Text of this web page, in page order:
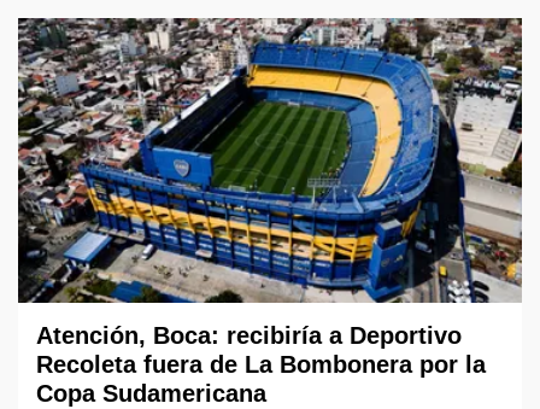
Atención, Boca: recibiría a Deportivo
Recoleta fuera de La Bombonera por la
Copa Sudamericana